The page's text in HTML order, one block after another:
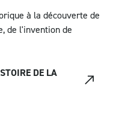
à la découverte de
de l'invention de
DE LA